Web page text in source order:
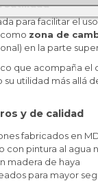
para facilitar el
zona de
en la parte
que acompaña el
utilidad más allá
y de calidad
fabricados en
con pintura al agua
madera de haya
para mayor